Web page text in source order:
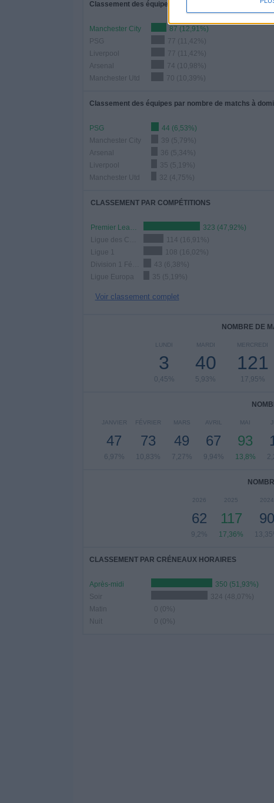
Classement des équipes par nombre de matchs
Manchester City
87 (12,91%)
PSG
77 (11,42%)
Liverpool
77 (11,42%)
Arsenal
74 (10,98%)
Manchester Utd
70 (10,39%)
Classement des équipes par nombre de matchs à
PSG
44 (6,53%)
Manchester City
39 (5,79%)
Arsenal
36 (5,34%)
Liverpool
35 (5,19%)
Manchester Utd
32 (4,75%)
CLASSEMENT PAR COMPÉTITIONS
Premier League
323 (47,92%)
114 (16,91%)
Ligue 1
108 (16,02%)
43 (6,38%)
Ligue Europa
35 (5,19%)
Voir classement complet
NOMBRE DE
LUNDI
3
0,45%
MARDI
40
5,93%
MERCREDI
121
17,95%
JANVIER
47
6,97%
FÉVRIER
73
10,83%
MARS
49
7,27%
AVRIL
67
9,94%
MAI
93
13,8%
2026
62
9,2%
2025
117
17,36%
2024
90
CLASSEMENT PAR CRÉNEAUX HORAIRES
Après-midi
350 (51,93%)
Soir
324 (48,07%)
Matin
0 (0%)
Nuit
0 (0%)